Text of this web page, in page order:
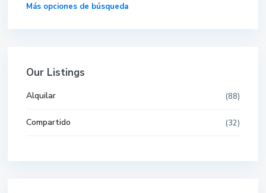
Más opciones de búsqueda
Our Listings
Alquilar (88)
Compartido (32)